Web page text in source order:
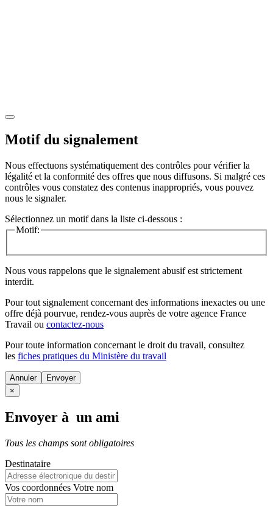
Motif du signalement
Nous effectuons systématiquement des contrôles pour vérifier la
légalité et la conformité des offres que nous diffusons. Si malgré ces
contrôles vous constatez des contenus inappropriés, vous pouvez
nous le signaler.
Sélectionnez un motif dans la liste ci-dessous :
Motif:
Nous vous rappelons que le signalement abusif est strictement
interdit.
Pour tout signalement concernant des informations inexactes ou une
offre déjà pourvue, rendez-vous auprès de votre agence France
Travail ou contactez-nous
Pour toute information concernant le droit du travail, consultez
les fiches pratiques du Ministère du travail
Annuler
×
Envoyer à un ami
Tous les champs sont obligatoires
Destinataire
Vos coordonnées Votre nom